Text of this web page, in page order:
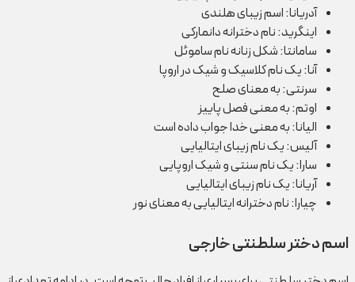
آدریانا: اسم زیبای هلندی
اینگرید: نام دخترانه دانمارکی
سامانتا: شکل زنانه نام ساموئل
آنا: یک نام کلاسیک و شیک در اروپا
سرنتی: به معنای صلح
اوتم: به معنی فصل پاییز
الیانا: به معنی خدا جواب داده است
آلیس: یک نام زیبای ایتالیایی
سارا: یک نام سنتی و شیک اروپایی
آریانا: یک نام زیبای ایتالیایی
چیارا: نام دخترانه ایتالیایی به معنای نور
اسم دختر سلطنتی خارجی